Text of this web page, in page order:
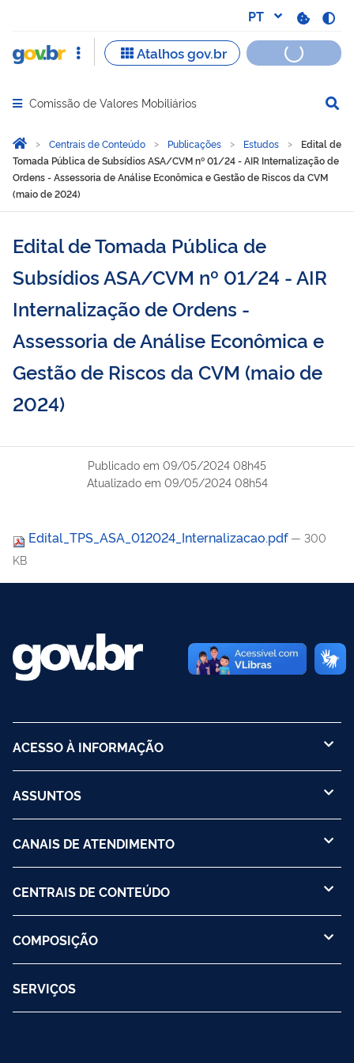
Abrir menu principal de navegação
Comissão de Valores Mobiliários
Você está aqui:
Página Inicial
Centrais de Conteúdo Publicações Estudos
Edital de
Tomada Pública de Subsídios ASA/CVM nº 01/24 - AIR Internalização de
Ordens - Assessoria de Análise Econômica e Gestão de Riscos da CVM
(maio de 2024)
Edital de Tomada Pública de
Subsídios ASA/CVM nº 01/24 - AIR
Internalização de Ordens -
Assessoria de Análise Econômica e
Gestão de Riscos da CVM (maio de
2024)
Publicado em 09/05/2024 08h45
Atualizado em 09/05/2024 08h54
Edital_TPS_ASA_012024_Internalizacao.pdf — 300
KB
ACESSO À INFORMAÇÃO
ASSUNTOS
CANAIS DE ATENDIMENTO
CENTRAIS DE CONTEÚDO
COMPOSIÇÃO
SERVIÇOS